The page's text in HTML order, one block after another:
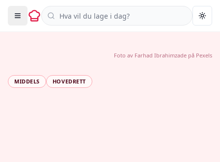
Søk i oppskrifter
MIDDELS HOVEDRETT
Foto av Farhad Ibrahimzade på Pexels